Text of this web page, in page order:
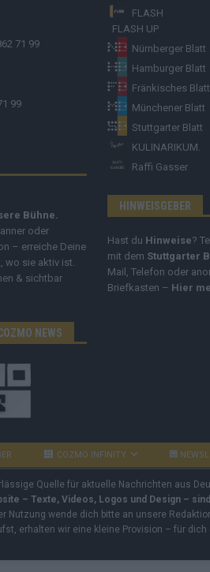
71 99
99
Bühne.
oder
– erreiche Deine
wo sie aktiv ist.
& sichtbar
NEWS
FLASH
FLASH UP
Nürnberger Blatt
Hamburger Blatt
Fränkisches Blatt
Münchener Blatt
Stuttgarter Blatt
KULINARIKUM.
Raffi Gasser
HINWEISGEBER
Hast du Hinweise?
mit dem Stuttgarter
Mail, Telefon oder
Briefkasten – Hier
COZMO INFINITY
Quelle für aktuelle Nachrichten aus
– Texte, Videos, Logos und Design –
wende dich bitte an unsere
erhalten wir eine kleine Provision – für